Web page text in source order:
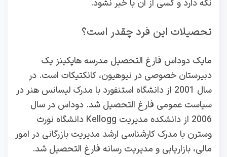
نگه دارد و کسی از آن با خبر نشود.
تحصیلات این فرد چقدر است؟
مایک دوداس فارغ التحصیل مدرسه هاپکینز یک
دبیرستان خصوصی در نیوهیون، کانکتیکات است. در
سال 2001 از دانشگاه استنفورد با مدرک لیسانس هنر در
سیاست عمومی فارغ التحصیل شد. دوداس در سال
2006 از دانشکده مدیریت Kellogg دانشگاه نورث
وسترن با مدرک کارشناسی ارشد مدیریت بازرگانی در امور
مالی، بازاریابی و مدیریت رسانه فارغ التحصیل شد.